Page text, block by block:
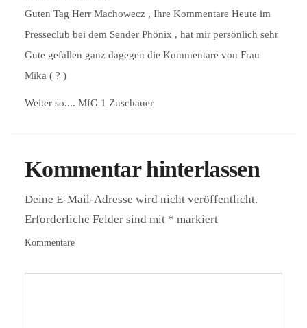
Guten Tag Herr Machowecz , Ihre Kommentare Heute im
Presseclub bei dem Sender Phönix , hat mir persönlich sehr
Gute gefallen ganz dagegen die Kommentare von Frau
Mika ( ? )
Weiter so.... MfG 1 Zuschauer
Kommentar hinterlassen
Deine E-Mail-Adresse wird nicht veröffentlicht.
Erforderliche Felder sind mit * markiert
Kommentare